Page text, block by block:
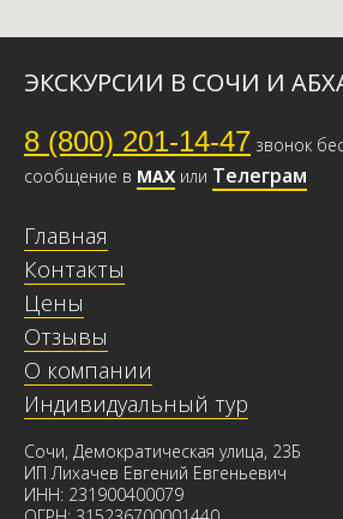
ЭКСКУРСИИ В СОЧИ И
8 (800) 201-14-47 звонок
сообщение в МАХ или Телеграм
Главная
Контакты
Цены
Отзывы
О компании
Индивидуальный тур
Сочи, Демократическая улица, 23Б
ИП Лихачев Евгений Евгеньевич
ИНН: 231900400079